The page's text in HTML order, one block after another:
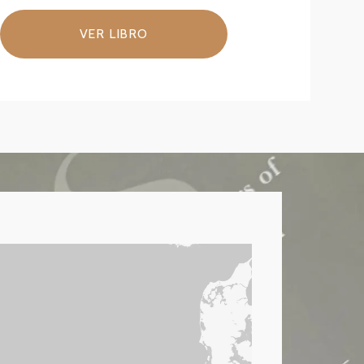
VER LIBRO